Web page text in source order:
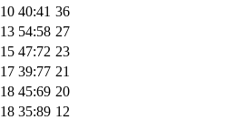
10 40:41 36
13 54:58 27
15 47:72 23
17 39:77 21
18 45:69 20
18 35:89 12